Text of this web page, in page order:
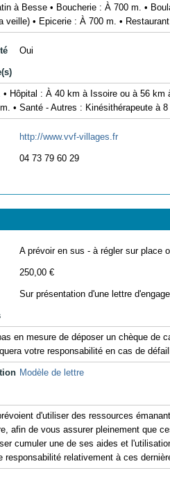
à Besse • Boucherie : À 700 m. •
veille) • Epicerie : À 700 m. •
Oui
Hôpital : À 40 km à Issoire ou à 56
• Santé - Autres : Kinésithérapeute à
http://www.vvf-villages.fr
04 73 79 60 29
A prévoir en sus - à régler sur place
250,00 €
Sur présentation d'une lettre
en mesure de déposer un chèque de
votre responsabilité en cas de
Modèle de lettre
d'utiliser des ressources
afin de vous assurer pleinement que
cumuler une de ses aides et
responsabilité relativement à ces